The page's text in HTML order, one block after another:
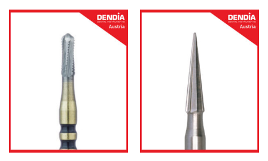
through
5.912.000 تومان